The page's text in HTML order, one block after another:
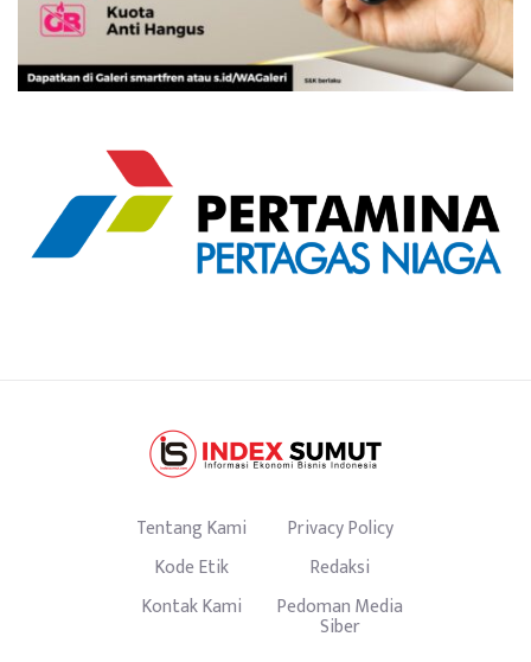
Tentang Kami
Privacy Policy
Kode Etik
Redaksi
Kontak Kami
Pedoman Media
Siber